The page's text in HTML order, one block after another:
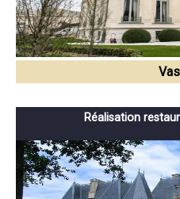
Réalisation